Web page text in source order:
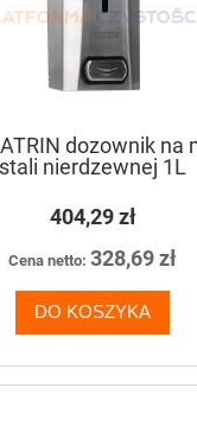
dozownik na
stali nierdzewnej 1L
404,29 zł
Cena netto: 328,69 zł
DO KOSZYKA